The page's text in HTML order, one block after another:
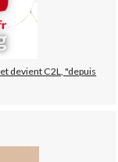
devient C2L, "depuis